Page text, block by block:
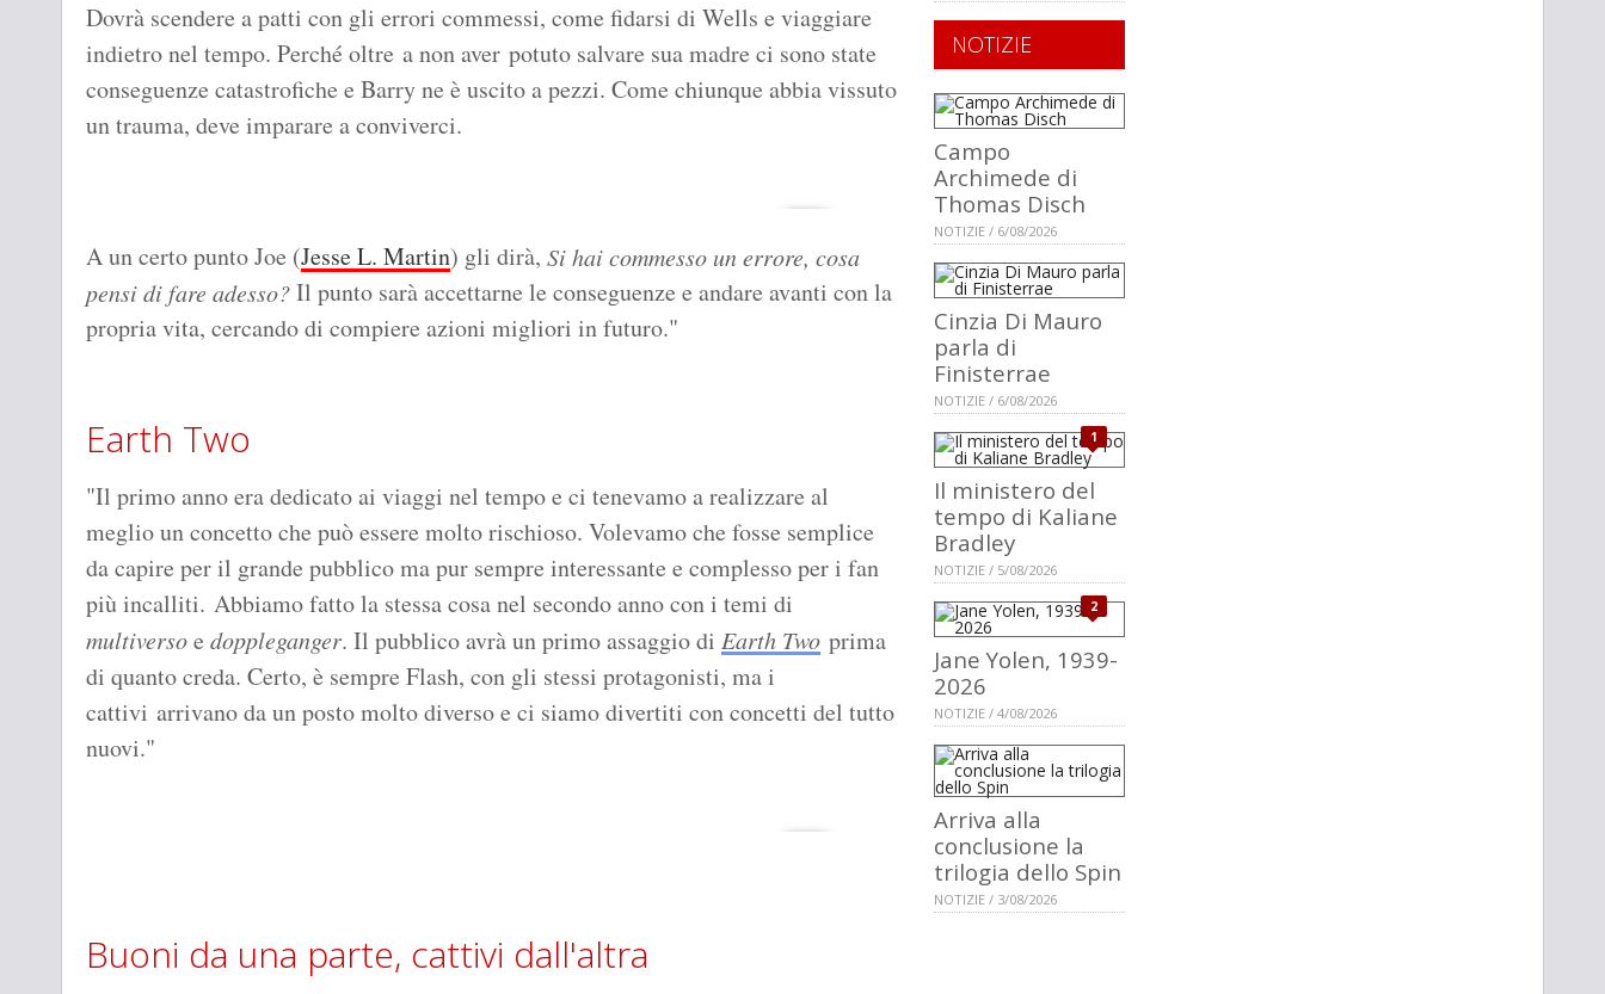
Dovrà scendere a patti con gli errori commessi, come fidarsi di Wells e viaggiare
indietro nel tempo. Perché oltre a non aver potuto salvare sua madre ci sono state
conseguenze catastrofiche e Barry ne è uscito a pezzi. Come chiunque abbia vissuto
un trauma, deve imparare a conviverci.
A un certo punto Joe (Jesse L. Martin) gli dirà, Si hai commesso un errore, cosa
pensi di fare adesso?Il punto sarà accettarne le conseguenze e andare avanti con la
propria vita, cercando di compiere azioni migliori in futuro."
Earth Two
"Il primo anno era dedicato ai viaggi nel tempo e ci tenevamo a realizzare al
meglio un concetto che può essere molto rischioso. Volevamo che fosse semplice
da capire per il grande pubblico ma pur sempre interessante e complesso per i fan
più incalliti. Abbiamo fatto la stessa cosa nel secondo anno con i temi di
multiversoe doppleganger. Il pubblico avrà un primo assaggio di Earth Two prima
di quanto creda. Certo, è sempre Flash, con gli stessi protagonisti, ma i
cattivi arrivano da un posto molto diverso e ci siamo divertiti con concetti del tutto
nuovi."
Buoni da una parte, cattivi dall'altra
NOTIZIE
Campo
Archimede di
Thomas Disch
NOTIZIE / 6/08/2026
Cinzia Di Mauro
parla di
Finisterrae
NOTIZIE / 6/08/2026
1
Il ministero del
tempo di Kaliane
Bradley
NOTIZIE / 5/08/2026
2
Jane Yolen, 1939-
2026
NOTIZIE / 4/08/2026
Arriva alla
conclusione la
trilogia dello Spin
NOTIZIE / 3/08/2026